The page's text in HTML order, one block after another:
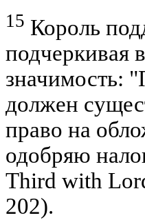
15 Король
подчеркивая
значимость:
должен
право на
одобряю
Third with
202).